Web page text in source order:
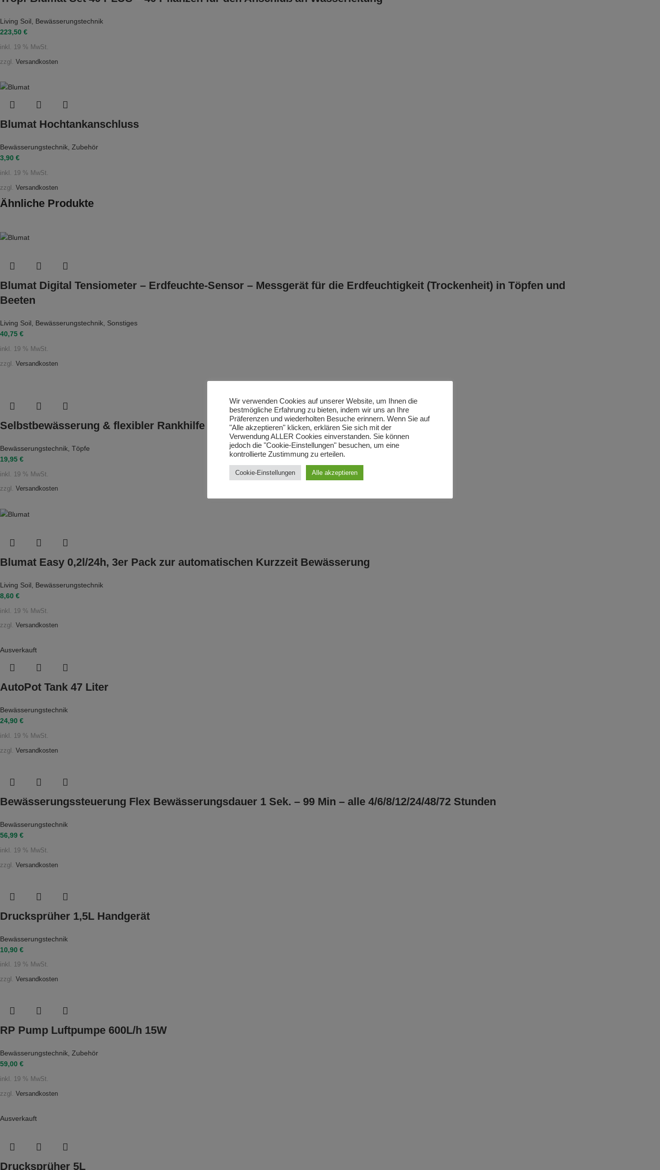
Living Soil, Bewässerungstechnik
223,50 €
inkl. 19 % MwSt.
zzgl. Versandkosten
Blumat Hochtankanschluss
Bewässerungstechnik, Zubehör
3,90 €
inkl. 19 % MwSt.
zzgl. Versandkosten
Ähnliche Produkte
Blumat Digital Tensiometer – Erdfeuchte-Sensor – Messgerät für die Erdfeuchtigkeit (Trockenheit) in Töpfen und
Beeten
Living Soil, Bewässerungstechnik, Sonstiges
40,75 €
inkl. 19 % MwSt.
zzgl. Versandkosten
Selbstbewässerung & flexibler Rankhilfe – 17L
Bewässerungstechnik Töpfe
19,95 €
inkl. 19 % MwSt.
zzgl. Versandkosten
Blumat Easy 0,2l/24h, 3er Pack zur automatischen Kurzzeit Bewässerung
Living Soil
Bewässerungstechnik
8,60 €
inkl. 19 % MwSt.
zzgl. Versandkosten
Ausverkauft
AutoPot Tank 47 Liter
Bewässerungstechnik
24,90 €
inkl. 19 % MwSt.
zzgl. Versandkosten
Bewässerungssteuerung Flex Bewässerungsdauer 1 Sek. – 99 Min – alle 4/6/8/12/24/48/72 Stunden
Bewässerungstechnik
56,99 €
inkl. 19 % MwSt.
zzgl. Versandkosten
Drucksprüher 1,5L Handgerät
Bewässerungstechnik
10,90 €
inkl. 19 % MwSt.
zzgl. Versandkosten
RP Pump Luftpumpe 600L/h 15W
Bewässerungstechnik Zubehör
59,00 €
inkl. 19 % MwSt.
zzgl. Versandkosten
Ausverkauft
Drucksprüher 5L
Wir verwenden Cookies auf unserer Website, um Ihnen die
bestmögliche Erfahrung zu bieten, indem wir uns an Ihre
Präferenzen und wiederholten Besuche erinnern. Wenn Sie auf
"Alle akzeptieren" klicken, erklären Sie sich mit der
Verwendung ALLER Cookies einverstanden. Sie können
jedoch die "Cookie-Einstellungen" besuchen, um eine
kontrollierte Zustimmung zu erteilen.
Cookie-Einstellungen Alle akzeptieren